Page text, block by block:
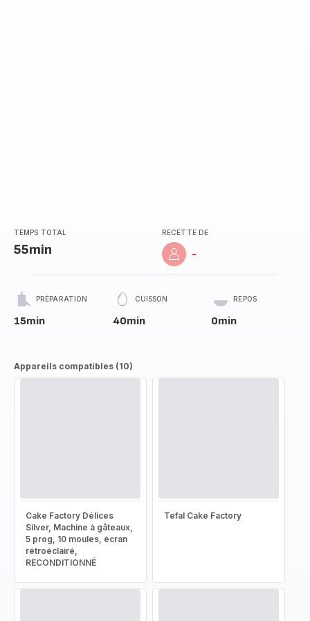
TEMPS TOTAL
55min
RECETTE DE
-
PRÉPARATION
15min
CUISSON
40min
REPOS
0min
Appareils compatibles (10)
Cake Factory Délices
Silver, Machine à gâteaux,
5 prog, 10 moules, écran
rétroéclairé,
RECONDITIONNÉ
Tefal Cake Factory